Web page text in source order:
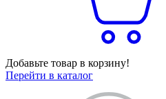
Добавьте товар в корзину!
Перейти в каталог